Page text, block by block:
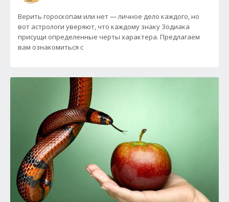
Верить гороскопам или нет — личное дело каждого, но
вот астрологи уверяют, что каждому знаку Зодиака
присущи определенные черты характера. Предлагаем
вам ознакомиться с